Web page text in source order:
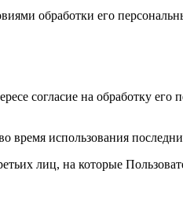
обработки его
согласие на обработку его
время использования
лиц, на которые